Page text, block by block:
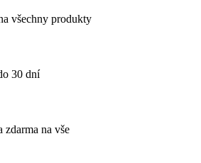
všechny produkty
30 dní
zdarma na vše